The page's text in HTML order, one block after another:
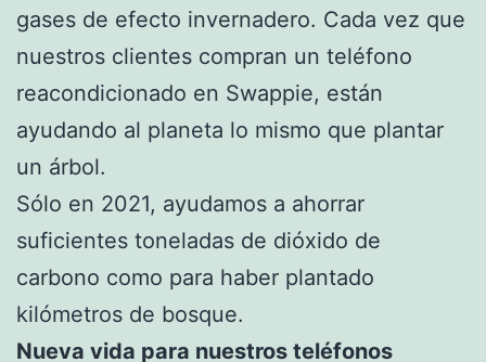
gases de efecto invernadero. Cada vez que
nuestros clientes compran un teléfono
reacondicionado en Swappie, están
ayudando al planeta lo mismo que plantar
un árbol.
Sólo en 2021, ayudamos a ahorrar
suficientes toneladas de dióxido de
carbono como para haber plantado
kilómetros de bosque.
Nueva vida para nuestros teléfonos